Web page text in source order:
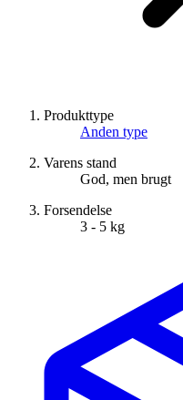
Produkttype
Anden type
Varens stand
God, men brugt
Forsendelse
3 - 5 kg